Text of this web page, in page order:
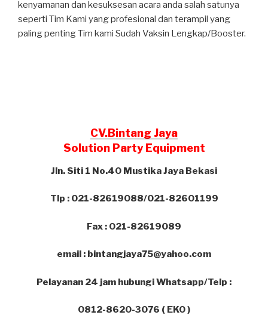
kenyamanan dan kesuksesan acara anda salah satunya
seperti Tim Kami yang profesional dan terampil yang
paling penting Tim kami Sudah Vaksin Lengkap/Booster.
CV.Bintang Jaya
Solution Party Equipment
Jln. Siti 1 No.40 Mustika Jaya Bekasi
Tlp : 021-82619088/021-82601199
Fax : 021-82619089
email : bintangjaya75@yahoo.com
Pelayanan 24 jam hubungi Whatsapp/Telp :
0812-8620-3076 ( EKO )